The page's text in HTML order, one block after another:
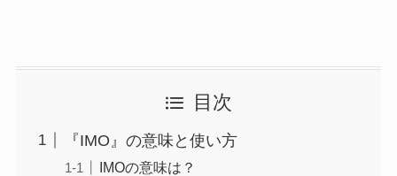
目次
『IMO』の意味と使い方
IMOの意味は？